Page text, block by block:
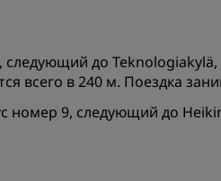
следующий до
всего в 240 м. Поездка
номер 9, следующий до